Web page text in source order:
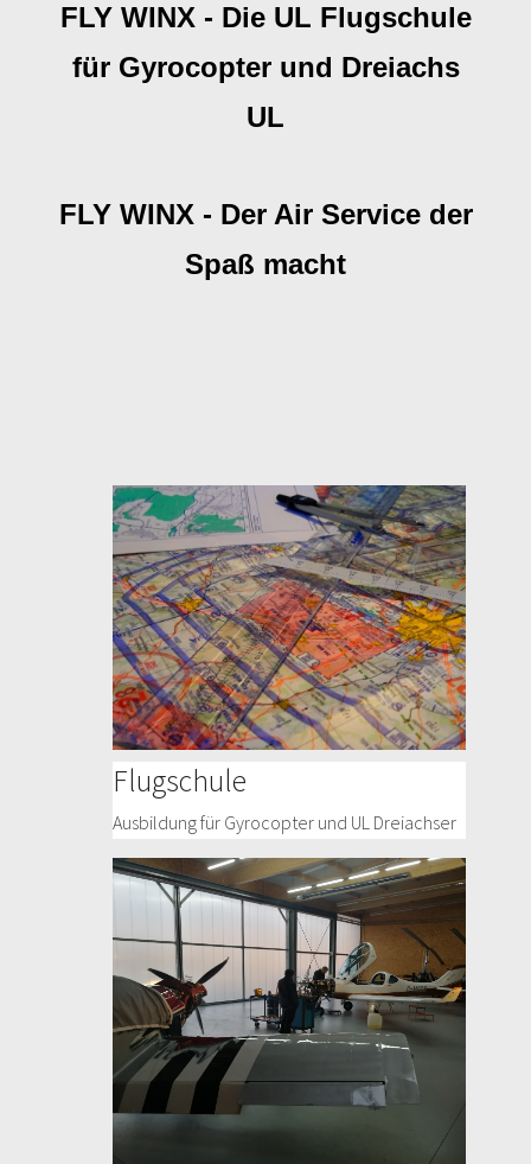
FLY WINX - Die UL Flugschule
für Gyrocopter und Dreiachs
UL
FLY WINX - Der Air Service der
Spaß macht
Flugschule
Ausbildung für Gyrocopter und UL Dreiachser